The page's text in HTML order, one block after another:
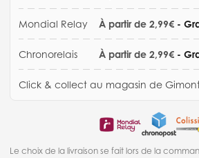
Mondial Relay À partir de 2,99€ -
Chronorelais À partir de 2,99€ -
Click & collect au magasin de
Le choix de la livraison se fait lors de la